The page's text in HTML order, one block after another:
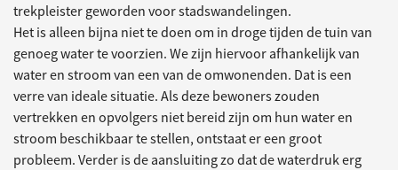
trekpleister geworden voor stadswandelingen.
Het is alleen bijna niet te doen om in droge tijden de tuin van
genoeg water te voorzien. We zijn hiervoor afhankelijk van
water en stroom van een van de omwonenden. Dat is een
verre van ideale situatie. Als deze bewoners zouden
vertrekken en opvolgers niet bereid zijn om hun water en
stroom beschikbaar te stellen, ontstaat er een groot
probleem. Verder is de aansluiting zo dat de waterdruk erg